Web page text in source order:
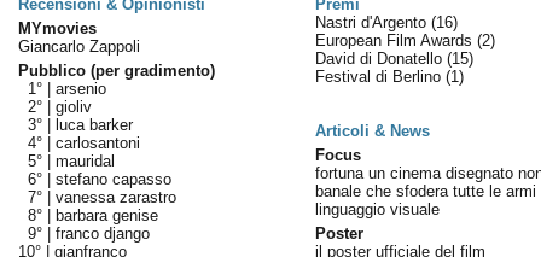
Recensioni & Opinionisti
Premi
MYmovies
Giancarlo Zappoli
Pubblico (per gradimento)
1° | arsenio
2° | gioliv
3° |
luca barker
4° | carlosantoni
5° | mauridal
6° | stefano capasso
7° | vanessa zarastro
8° |
barbara genise
9° | franco django
10° | gianfranco
Nastri d'Argento (16)
European Film Awards (2)
David di Donatello (15)
Festival di Berlino (1)
Articoli & News
Focus
fortuna un cinema disegnato
banale che sfodera tutte le armi
linguaggio visuale
Poster
il poster ufficiale del film